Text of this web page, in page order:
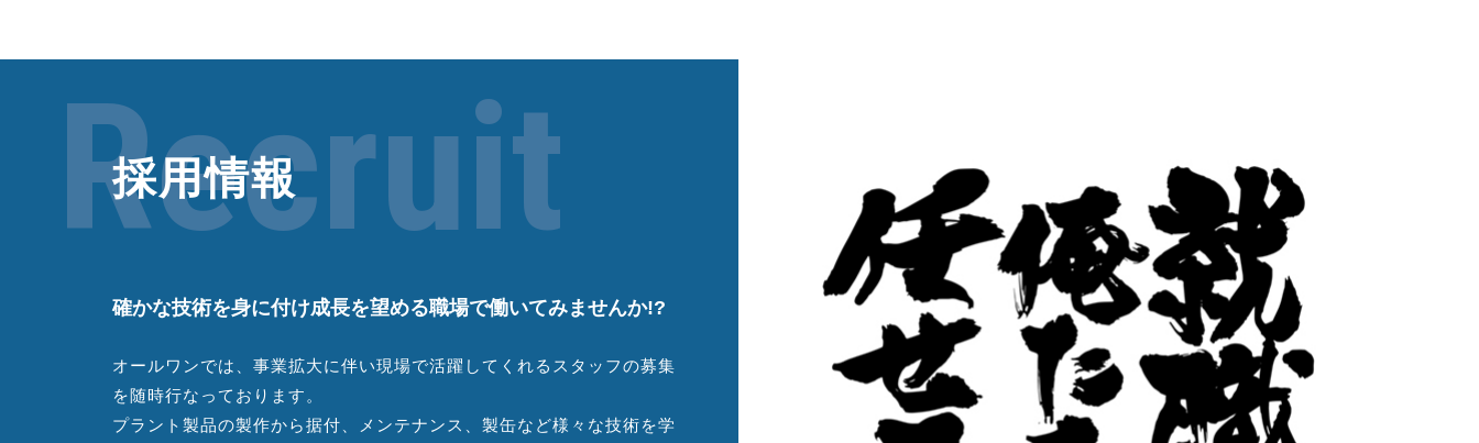
採用情報
Recruit
確かな技術を身に付け成長を望める職場で働いてみませんか!?
オールワンでは、事業拡大に伴い現場で活躍してくれるスタッフの募集
を随時行なっております。
プラント製品の製作から据付、メンテナンス、製缶など様々な技術を学